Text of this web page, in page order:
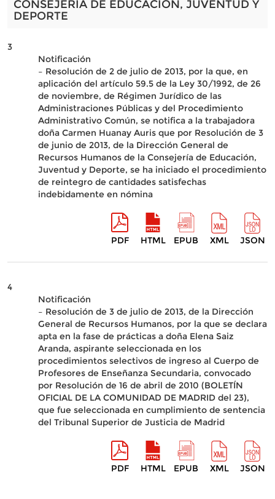
CONSEJERÍA DE EDUCACIÓN, JUVENTUD Y
DEPORTE
3
Notificación
– Resolución de 2 de julio de 2013, por la que, en
aplicación del artículo 59.5 de la Ley 30/1992, de 26
de noviembre, de Régimen Jurídico de las
Administraciones Públicas y del Procedimiento
Administrativo Común, se notifica a la trabajadora
doña Carmen Huanay Auris que por Resolución de 3
de junio de 2013, de la Dirección General de
Recursos Humanos de la Consejería de Educación,
Juventud y Deporte, se ha iniciado el procedimiento
de reintegro de cantidades satisfechas
indebidamente en nómina
PDF HTML EPUB XML JSON
4
Notificación
– Resolución de 3 de julio de 2013, de la Dirección
General de Recursos Humanos, por la que se declara
apta en la fase de prácticas a doña Elena Saiz
Aranda, aspirante seleccionada en los
procedimientos selectivos de ingreso al Cuerpo de
Profesores de Enseñanza Secundaria, convocado
por Resolución de 16 de abril de 2010 (BOLETÍN
OFICIAL DE LA COMUNIDAD DE MADRID del 23),
que fue seleccionada en cumplimiento de sentencia
del Tribunal Superior de Justicia de Madrid
PDF HTML EPUB XML JSON